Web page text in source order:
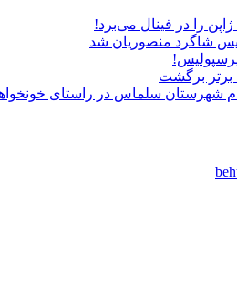
را در فینال می‌برد!
شاگرد منصوریان شد
پرسپولیس!
برتر برگشت